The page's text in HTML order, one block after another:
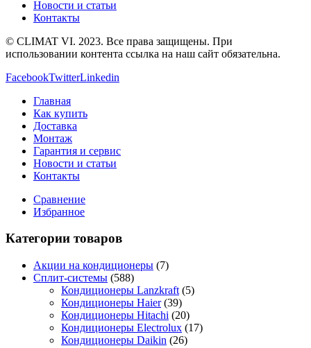
Новости и статьи
Контакты
© CLIMAT VI. 2023. Все права защищены. При
использовании контента ссылка на наш сайт обязательна.
FacebookTwitterLinkedin
Главная
Как купить
Доставка
Монтаж
Гарантия и сервис
Новости и статьи
Контакты
Сравнение
Избранное
Категории товаров
Акции на кондиционеры (7)
Сплит-системы (588)
Кондиционеры Lanzkraft (5)
Кондиционеры Haier (39)
Кондиционеры Hitachi (20)
Кондиционеры Electrolux (17)
Кондиционеры Daikin (26)